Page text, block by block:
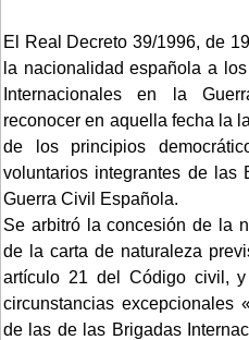
El Real Decreto 39/1996, de
la nacionalidad española a
Internacionales en la
reconocer en aquella fecha la
de los principios
voluntarios integrantes de las
Guerra Civil Española.
Se arbitró la concesión de la
de la carta de naturaleza
artículo 21 del Código civil,
circunstancias excepcionales
de las de las Brigadas